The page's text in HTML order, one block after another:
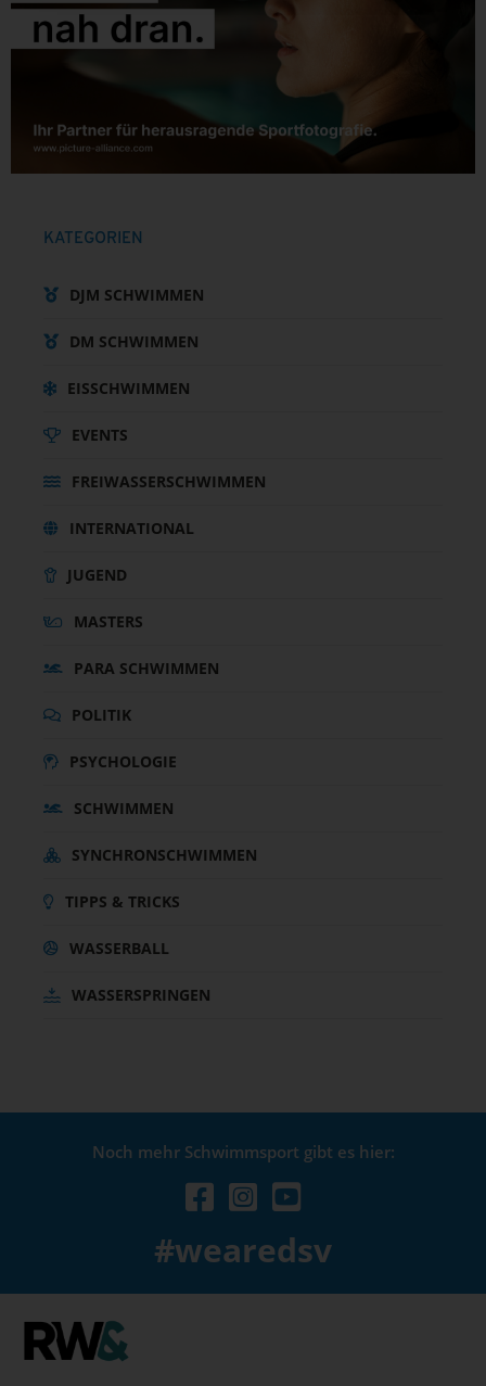
KATEGORIEN
DJM SCHWIMMEN
DM SCHWIMMEN
EISSCHWIMMEN
EVENTS
FREIWASSERSCHWIMMEN
INTERNATIONAL
JUGEND
MASTERS
PARA SCHWIMMEN
POLITIK
PSYCHOLOGIE
SCHWIMMEN
SYNCHRONSCHWIMMEN
TIPPS & TRICKS
WASSERBALL
WASSERSPRINGEN
Noch mehr Schwimmsport gibt es hier:
#wearedsv